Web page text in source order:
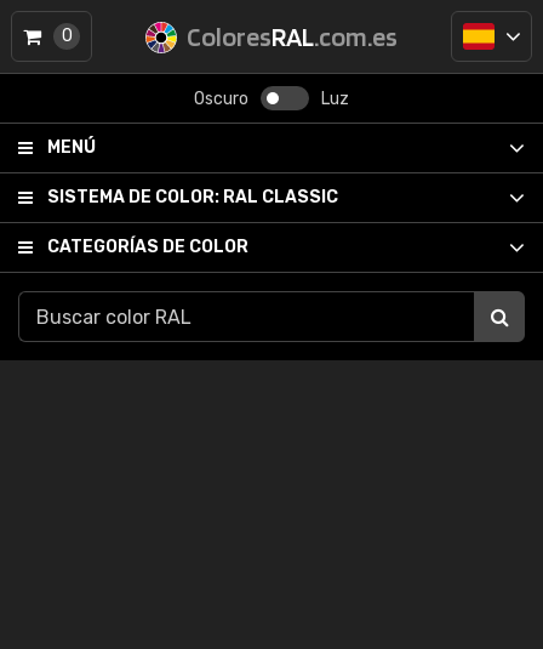
ColoresRAL.com.es
Oscuro Luz
MENÚ
SISTEMA DE COLOR: RAL CLASSIC
CATEGORÍAS DE COLOR
0